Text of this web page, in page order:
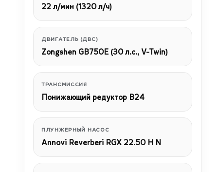
22 л/мин (1320 л/ч)
ДВИГАТЕЛЬ (ДВС)
Zongshen GB750E (30 л.с., V-Twin)
ТРАНСМИССИЯ
Понижающий редуктор B24
ПЛУНЖЕРНЫЙ НАСОС
Annovi Reverberi RGX 22.50 H N